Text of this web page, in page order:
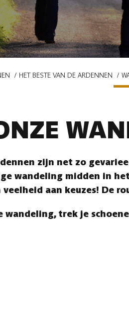
HET BESTE VAN DE ARDENNEN
zijn net zo
wandeling midden in
aan keuzes! De
wandeling, trek je